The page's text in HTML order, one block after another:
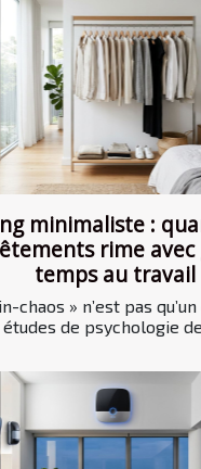
minimaliste :
rime avec
temps au travail
chaos » n’est pas
de psychologie